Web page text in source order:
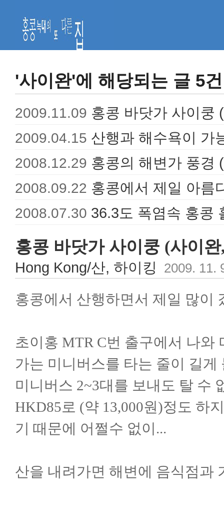
'사이완'에 해당되는 글 5건
2009.11.09 홍콩 바닷가 사이쿵
2009.04.15 산행과 해수욕이 가
2008.12.29 홍콩의 해변가 풍경
2008.09.22 홍콩에서 제일 아름
2008.07.30 36.3도 폭염속 홍콩
홍콩 바닷가 사이쿵 (사이
Hong Kong/산, 하이킹 2009. 11.
홍콩에서 산행하면서 제일 많이
초이홍 MTR C번 출구에서 나
가는 미니버스를 타는 줄이 길게
미니버스 2~3대를 보내도 탈 수
HKD85로 (약 13,000원)정도 하
기 때문에 어쩔수 없이...
산을 내려가면 해변에 음식점과